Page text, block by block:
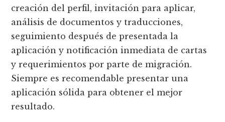
creación del perfil, invitación para aplicar,
análisis de documentos y traducciones,
seguimiento después de presentada la
aplicación y notificación inmediata de cartas
y requerimientos por parte de migración.
Siempre es recomendable presentar una
aplicación sólida para obtener el mejor
resultado.